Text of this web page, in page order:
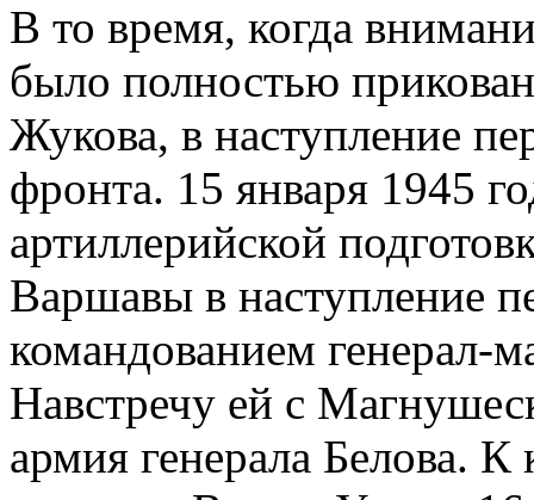
В то время, когда
было полностью
Жукова, в наступление
фронта. 15 января 1945
артиллерийской
Варшавы в наступление
командованием
Навстречу ей с
армия генерала Белова.